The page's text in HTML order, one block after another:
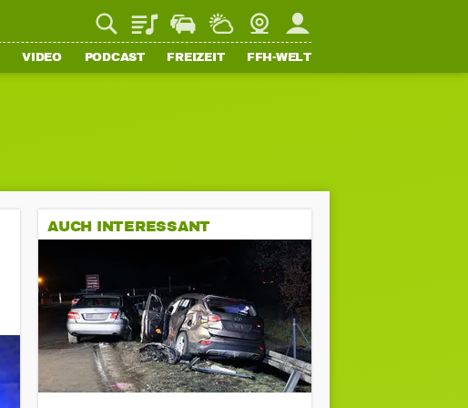
PlaylistStaupilotWetterWebcamMein FFH
VIDEO PODCAST FREIZEIT FFH-WELT
AUCH INTERESSANT